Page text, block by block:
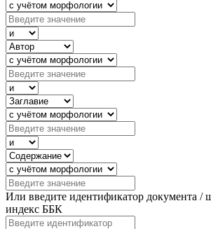
Или введите идентификатор документа /
индекс ББК